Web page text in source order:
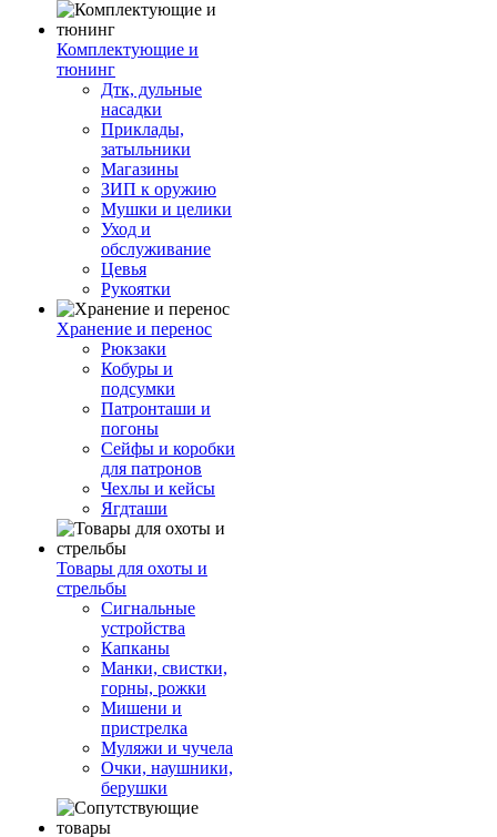
Комплектующие и
тюнинг
Дтк, дульные
насадки
Приклады,
затыльники
Магазины
ЗИП к оружию
Мушки и целики
Уход и
обслуживание
Цевья
Рукоятки
Хранение и перенос
Рюкзаки
Кобуры и
подсумки
Патронташи и
погоны
Сейфы и коробки
для патронов
Чехлы и кейсы
Ягдташи
Товары для охоты и
стрельбы
Сигнальные
устройства
Капканы
Манки, свистки,
горны, рожки
Мишени и
пристрелка
Муляжи и чучела
Очки, наушники,
берушки